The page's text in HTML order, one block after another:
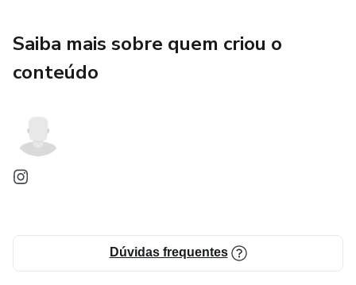
Saiba mais sobre quem criou o
conteúdo
Dúvidas frequentes